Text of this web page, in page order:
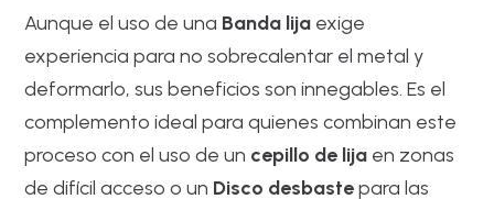
Aunque el uso de una Banda lija exige
experiencia para no sobrecalentar el metal y
deformarlo, sus beneficios son innegables. Es el
complemento ideal para quienes combinan este
proceso con el uso de un cepillo de lija en zonas
de difícil acceso o un Disco desbastepara las